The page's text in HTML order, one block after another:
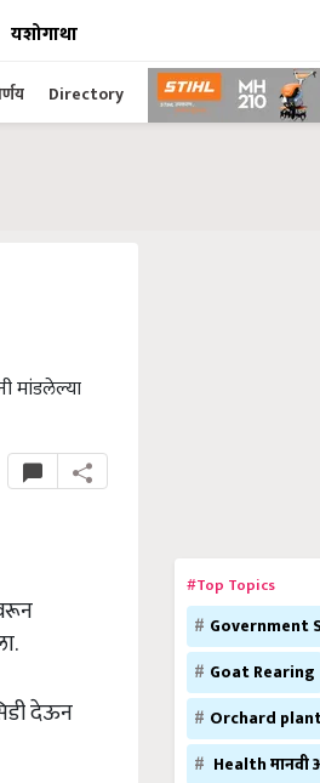
यशोगाथा
Directory
मांडलेल्या
देऊन
#Top Topics
Government
Goat Rearing
Orchard
Health मानवी